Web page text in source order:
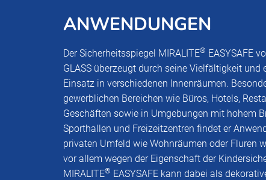
ANWENDUNGEN
Der Sicherheitsspiegel MIRALITE® EASYSAFE
GLASS überzeugt durch seine Vielfältigkeit und
Einsatz in verschiedenen Innenräumen.
gewerblichen Bereichen wie Büros, Hotels,
Geschäften sowie in Umgebungen mit hohem
Sporthallen und Freizeitzentren findet er
privaten Umfeld wie Wohnräumen oder Fluren
vor allem wegen der Eigenschaft der
MIRALITE® EASYSAFE kann dabei als